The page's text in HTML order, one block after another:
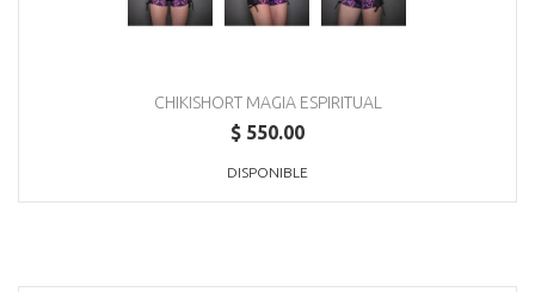
CHIKISHORT MAGIA ESPIRITUAL
$ 550.00
DISPONIBLE